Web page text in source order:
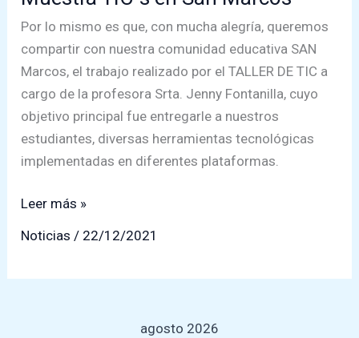
Por lo mismo es que, con mucha alegría, queremos
compartir con nuestra comunidad educativa SAN
Marcos, el trabajo realizado por el TALLER DE TIC a
cargo de la profesora Srta. Jenny Fontanilla, cuyo
objetivo principal fue entregarle a nuestros
estudiantes, diversas herramientas tecnológicas
implementadas en diferentes plataformas.
Muestra
Leer más »
Noticias / 22/12/2021
agosto 2026